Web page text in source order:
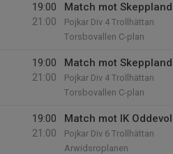
19:00
21:00
Match mot
Pojkar Div 4 Trollhättan
Torsbovallen C-plan
19:00
21:00
Match mot
Pojkar Div 4 Trollhättan
Torsbovallen C-plan
19:00
21:00
Match mot IK
Pojkar Div 6 Trollhättan
Arwidsroplanen